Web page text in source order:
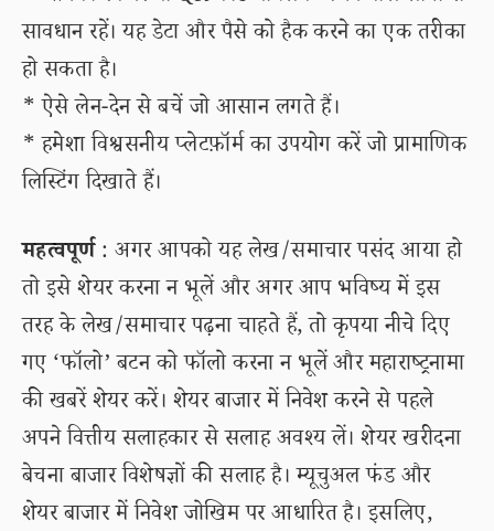
सावधान रहें। यह डेटा और पैसे को हैक करने का एक तरीका
हो सकता है।
* ऐसे लेन-देन से बचें जो आसान लगते हैं।
* हमेशा विश्वसनीय प्लेटफ़ॉर्म का उपयोग करें जो प्रामाणिक
लिस्टिंग दिखाते हैं।
महत्वपूर्ण: अगर आपको यह लेख/समाचार पसंद आया हो
तो इसे शेयर करना न भूलें और अगर आप भविष्य में इस
तरह के लेख/समाचार पढ़ना चाहते हैं, तो कृपया नीचे दिए
गए ‘फॉलो’ बटन को फॉलो करना न भूलें और महाराष्ट्रनामा
की खबरें शेयर करें। शेयर बाजार में निवेश करने से पहले
अपने वित्तीय सलाहकार से सलाह अवश्य लें। शेयर खरीदना
बेचना बाजार विशेषज्ञों की सलाह है। म्यूचुअल फंड और
शेयर बाजार में निवेश जोखिम पर आधारित है। इसलिए,